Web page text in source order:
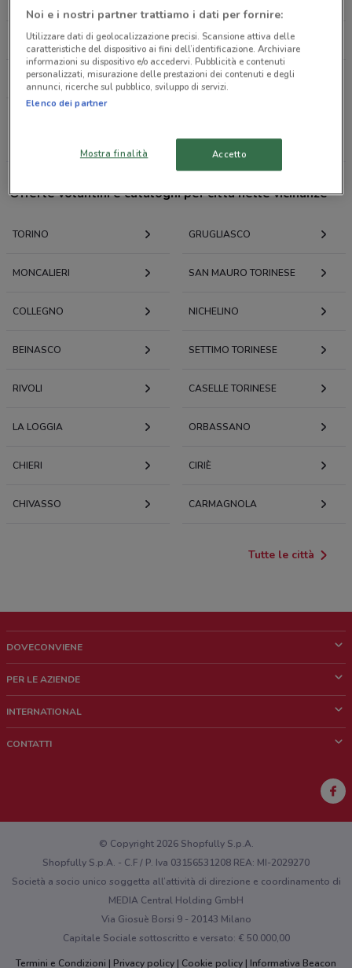
Corso Re Umberto, 2 Torino
141 m
Corso Matteotti, 12
0.15519738361580723
Corso Matteotti, 12/A Torino
163 m
Corso Galileo Ferraris, 14 Torino
165 m
CORSO MATTEOTTI, 308 Torino
CORSO MATTEOTTI 12/A
172 m
0.17234414566575956
18 Via Vassalli Eandi Torino
Canavese
180 m
Cso Matteotti 12/q Torino
Corso Galileo Ferraris, 10/A Torino
BENNET CONFORAMA
LEROY MERLIN
Offerte volantini e cataloghi per città nelle vicinanze
TORINO GRUGLIASCO
MONCALIERI SAN MAURO TORINESE
COLLEGNO NICHELINO
BEINASCO SETTIMO TORINESE
RIVOLI CASELLE TORINESE
LA LOGGIA ORBASSANO
CHIERI CIRIÈ
CHIVASSO CARMAGNOLA
Tutte le città
DOVECONVIENE
Chi siamo
Lavora con noi
PER LE AZIENDE
Richieste commerciali e marketing
INTERNATIONAL
CONTATTI
Hai un malfunzionamento sul web o sull'app?
© Copyright 2026 Shopfully S.p.A.
Shopfully S.p.A. - C.F / P. Iva 03156531208 REA: MI-2029270
Società a socio unico soggetta all’attività di direzione e coordinamento di
MEDIA Central Holding GmbH
Via Giosuè Borsi 9 - 20143 Milano
Capitale Sociale sottoscritto e versato: € 50.000,00
Termini e Condizioni
Privacy policy Cookie policy Informativa Beacon
Noi e i nostri partner trattiamo i dati per fornire:
Utilizzare dati di geolocalizzazione precisi. Scansione attiva delle
caratteristiche del dispositivo ai fini dell’identificazione. Archiviare
informazioni su dispositivo e/o accedervi. Pubblicità e contenuti
personalizzati, misurazione delle prestazioni dei contenuti e degli
annunci, ricerche sul pubblico, sviluppo di servizi.
Elenco dei partner
Mostra finalità Accetto